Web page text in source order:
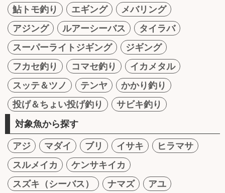
鮎トモ釣り
エギング
メバリング
アジング
ルアーシーバス
タイラバ
スーパーライトジギング
ジギング
フカセ釣り
コマセ釣り
イカメタル
スッテ＆ツノ
テンヤ
かかり釣り
投げ＆ちょい投げ釣り
サビキ釣り
対象魚から探す
アジ マダイ ブリ イサキ
ヒラマサ
スルメイカ
ケンサキイカ
スズキ（シーバス）
ナマズ
アユ